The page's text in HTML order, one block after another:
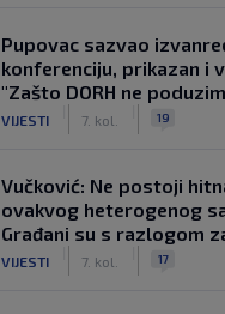
Pupovac sazvao
konferenciju, prikazan i
"Zašto DORH ne
VIJESTI 7. kol. 19
Vučković: Ne postoji
ovakvog heterogenog
Građani su s razlogom
VIJESTI 7. kol. 17